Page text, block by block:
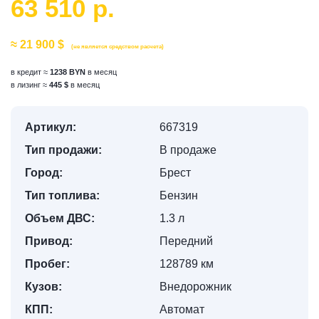
63 510 р.
≈ 21 900 $ (не является средством расчета)
в кредит ≈ 1238 BYN в месяц
в лизинг ≈ 445 $ в месяц
Артикул:
667319
Тип продажи:
В продаже
Город:
Брест
Тип топлива:
Бензин
Объем ДВС:
1.3 л
Привод:
Передний
Пробег:
128789 км
Кузов:
Внедорожник
КПП:
Автомат